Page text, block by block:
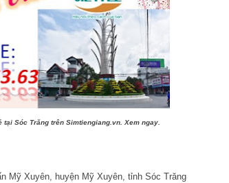
Sóc Trăng trên Simtiengiang.vn. Xem ngay.
Mỹ Xuyên, huyện Mỹ Xuyên, tỉnh Sóc Trăng